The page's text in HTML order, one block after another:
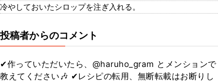
冷やしておいたシロップを注ぎ入れる。
投稿者からのコメント
✔作っていただいたら、@haruho_gram とメンションで
教えてください🎶 ✔レシピの転用、無断転載はお断りし